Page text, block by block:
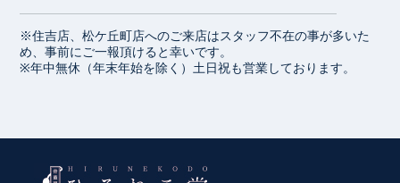
※住吉店、松ケ丘町店へのご来店はスタッフ不在の事が多いた
め、事前にご一報頂けると幸いです。
※年中無休（年末年始を除く）土日祝も営業しております。